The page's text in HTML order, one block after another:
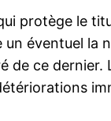
protège le
éventuel la
ce dernier.